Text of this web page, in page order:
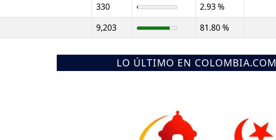
330
2.93 %
9,203 81.80 %
LO ÚLTIMO EN COLOMBIA.COM